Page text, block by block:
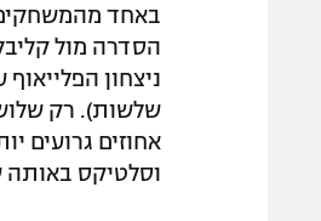
באחד מהמשחקים
ניצחון
וסלטיקס באותה שנה